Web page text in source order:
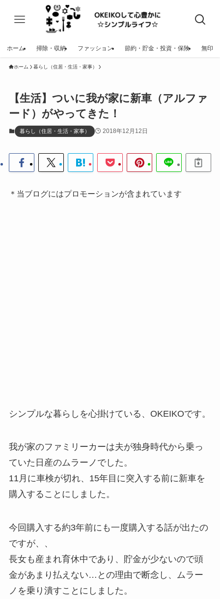
ホーム 掃除・収納 ファッション 節約・貯金・投資・保険 無印
ホーム 暮らし（住居・生活・家事）
【生活】ついに我が家に新車（アルファ
ード）がやってきた！
暮らし（住居・生活・家事） 2018年12月12日
＊当ブログにはプロモーションが含まれています
シンプルな暮らしを心掛けている、OKEIKOです。
我が家のファミリーカーは夫が独身時代から乗っ
ていた日産のムラーノでした。
11月に車検が切れ、15年目に突入する前に新車を
購入することにしました。
今回購入する約3年前にも一度購入する話が出たの
ですが、、
長女も産まれ育休中であり、貯金が少ないので頭
金があまり払えない…との理由で断念し、ムラー
ノを乗り潰すことにしました。